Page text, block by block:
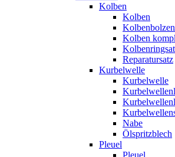
Kolben
Kolben
Kolben
Reparatursatz
Kurbelwelle
Kurbelwelle
Nabe
Ölspritzblech
Pleuel
Pleuel